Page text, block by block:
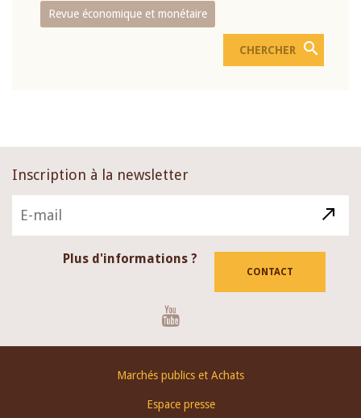
Revue économique et monétaire
Inscription à la newsletter
Plus d'informations ?
CONTACT
Marchés publics et Achats
Espace presse